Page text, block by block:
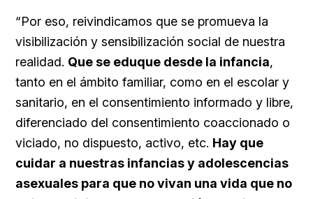
“Por eso, reivindicamos que se promueva la
visibilización y sensibilización social de nuestra
realidad. Que se eduque desde la infancia,
tanto en el ámbito familiar, como en el escolar y
sanitario, en el consentimiento informado y libre,
diferenciado del consentimiento coaccionado o
viciado, no dispuesto, activo, etc. Hay que
cuidar a nuestras infancias y adolescencias
asexuales para que no vivan una vida que no